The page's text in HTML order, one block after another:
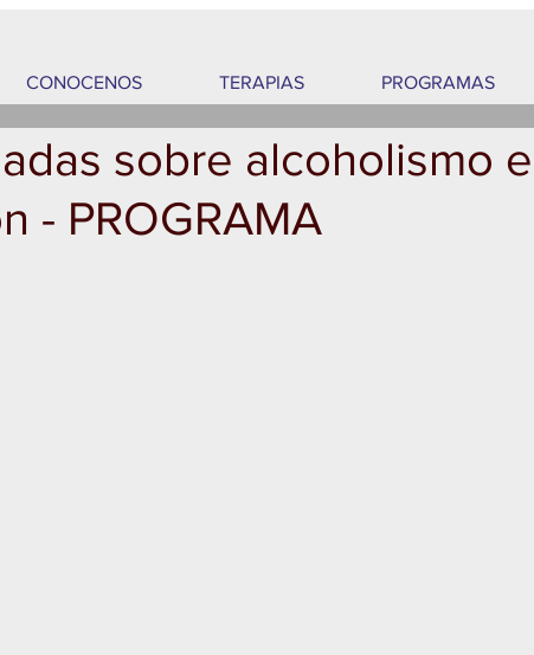
CONOCENOS TERAPIAS PROGRAMAS
sobre alcoholismo
- PROGRAMA